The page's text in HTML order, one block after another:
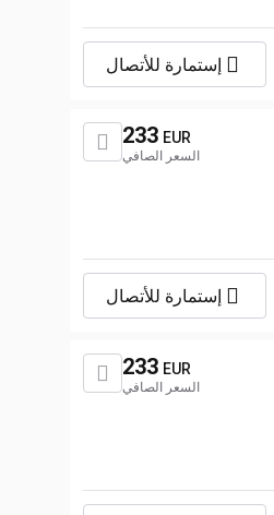
إستمارة للأتصال
233 EUR
السعر الصافي
إستمارة للأتصال
233 EUR
السعر الصافي